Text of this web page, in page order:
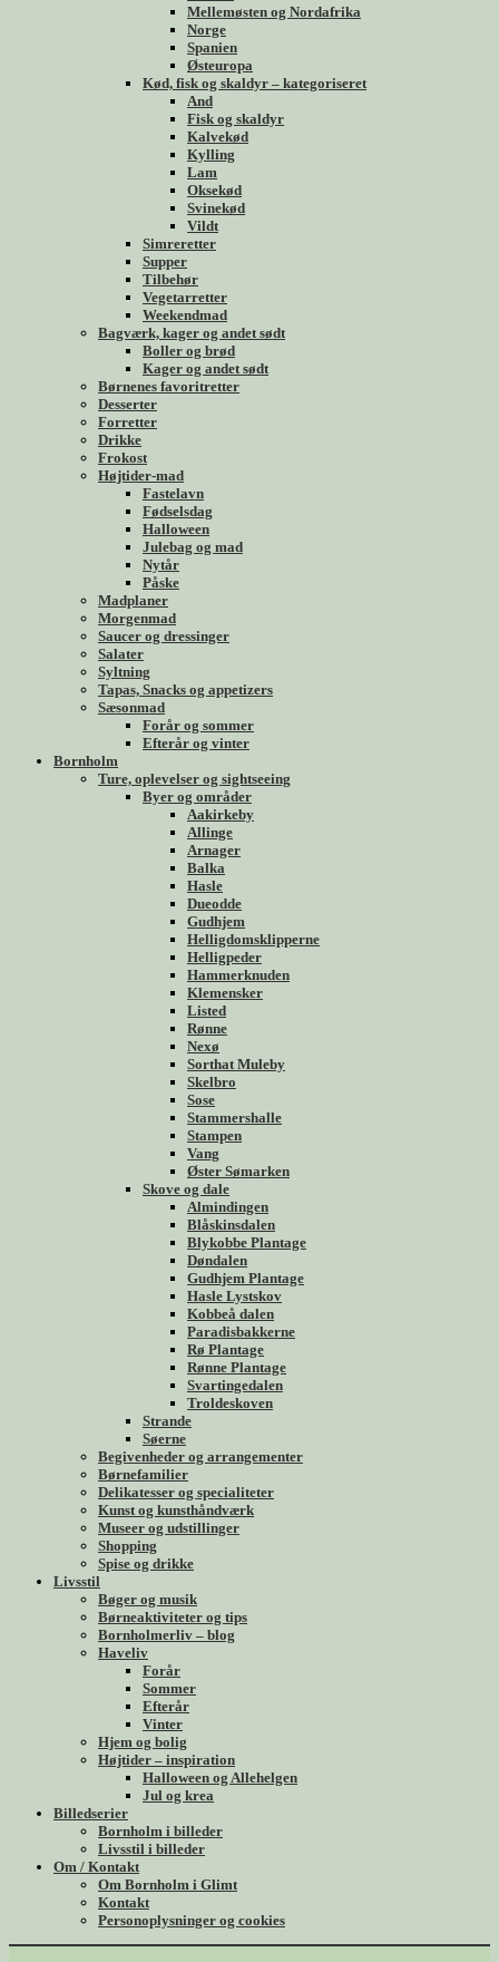
Mellemøsten og Nordafrika
Norge
Spanien
Østeuropa
Kød, fisk og skaldyr – kategoriseret
And
Fisk og skaldyr
Kalvekød
Kylling
Lam
Oksekød
Svinekød
Vildt
Simreretter
Supper
Tilbehør
Vegetarretter
Weekendmad
Bagværk, kager og andet sødt
Boller og brød
Kager og andet sødt
Børnenes favoritretter
Desserter
Forretter
Drikke
Frokost
Højtider-mad
Fastelavn
Fødselsdag
Halloween
Julebag og mad
Nytår
Påske
Madplaner
Morgenmad
Saucer og dressinger
Salater
Syltning
Tapas, Snacks og appetizers
Sæsonmad
Forår og sommer
Efterår og vinter
Bornholm
Ture, oplevelser og sightseeing
Byer og områder
Aakirkeby
Allinge
Arnager
Balka
Hasle
Dueodde
Gudhjem
Helligdomsklipperne
Helligpeder
Hammerknuden
Klemensker
Listed
Rønne
Nexø
Sorthat Muleby
Skelbro
Sose
Stammershalle
Stampen
Vang
Øster Sømarken
Skove og dale
Almindingen
Blåskinsdalen
Blykobbe Plantage
Døndalen
Gudhjem Plantage
Hasle Lystskov
Kobbeå dalen
Paradisbakkerne
Rø Plantage
Rønne Plantage
Svartingedalen
Troldeskoven
Strande
Søerne
Begivenheder og arrangementer
Børnefamilier
Delikatesser og specialiteter
Kunst og kunsthåndværk
Museer og udstillinger
Shopping
Spise og drikke
Livsstil
Bøger og musik
Børneaktiviteter og tips
Bornholmerliv – blog
Haveliv
Forår
Sommer
Efterår
Vinter
Hjem og bolig
Højtider – inspiration
Halloween og Allehelgen
Jul og krea
Billedserier
Bornholm i billeder
Livsstil i billeder
Om / Kontakt
Om Bornholm i Glimt
Kontakt
Personoplysninger og cookies